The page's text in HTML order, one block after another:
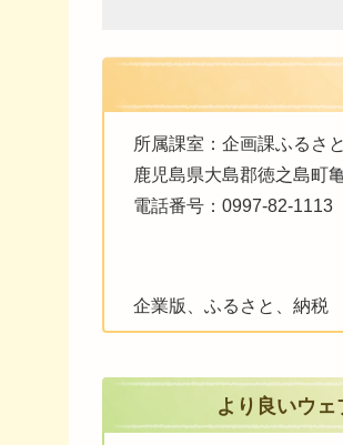
所属課室：企画課ふるさ
鹿児島県大島郡徳之島町
電話番号：0997-82-1113
企業版、ふるさと、納税
より良いウ